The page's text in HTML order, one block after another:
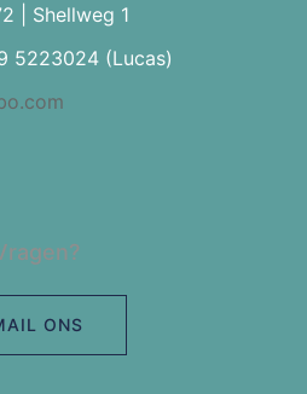
| Shellweg 1
5223024 (Lucas)
ONS